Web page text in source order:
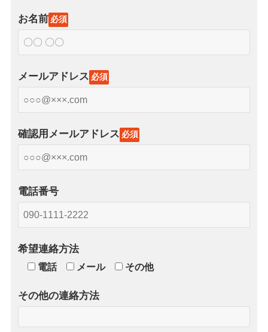
お名前 必須
メールアドレス 必須
確認用メールアドレス 必須
電話番号
希望連絡方法
電話 メール その他
その他の連絡方法